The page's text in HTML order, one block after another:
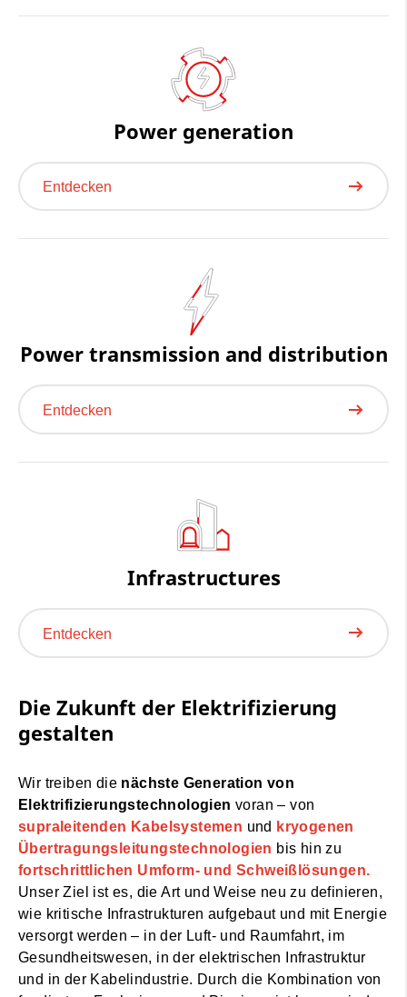
Power generation
Entdecken
Power transmission and distribution
Entdecken
Infrastructures
Entdecken
Die Zukunft der Elektrifizierung
gestalten
Wir treiben die nächste Generation von
Elektrifizierungstechnologien voran – von
supraleitenden Kabelsystemen und kryogenen
Übertragungsleitungstechnologien bis hin zu
fortschrittlichen Umform- und Schweißlösungen.
Unser Ziel ist es, die Art und Weise neu zu definieren,
wie kritische Infrastrukturen aufgebaut und mit Energie
versorgt werden – in der Luft- und Raumfahrt, im
Gesundheitswesen, in der elektrischen Infrastruktur
und in der Kabelindustrie. Durch die Kombination von